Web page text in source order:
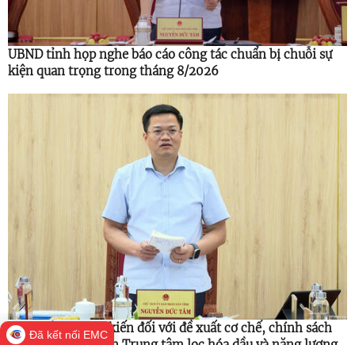
UBND tỉnh họp nghe báo cáo công tác chuẩn bị chuỗi sự
kiện quan trọng trong tháng 8/2026
UBND tỉnh cho ý kiến đối với đề xuất cơ chế, chính sách
Đã kết nối EMC